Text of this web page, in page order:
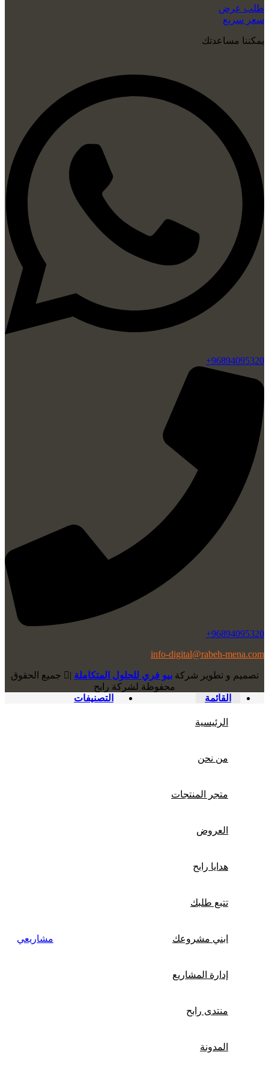
طلب عرض
سعر سريع
يمكننا مساعدتك
96894095320+
96894095320+
info-digital@rabeh-mena.com
تصميم و تطوير شركةبيو فري للحلول المتكاملة |
ﺟﻤﻴﻊ اﻟﺤﻘﻮق
ﻣﺤﻔﻮﻇﺔ لشرﻛﺔ رابح
القائمة
التصنيفات
الرئيسية
من نحن
متجر المنتجات
العروض
هدايا رابح
تتبع طلبك
ابني مشروعك مشاريعي
إدارة المشاريع
منتدى رابح
المدونة